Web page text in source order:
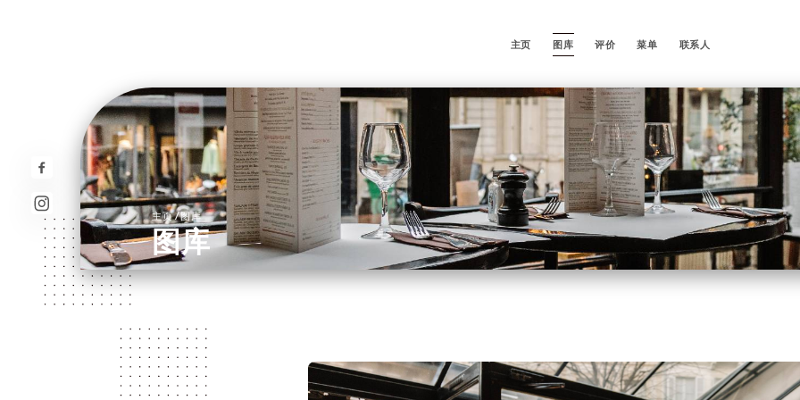
主页 图库 评价 菜单 联系人
主页/图库
图库